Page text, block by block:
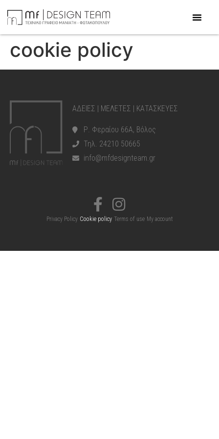
cookie policy
ΑΔΕΙΕΣ | ΜΕΛΕΤΕΣ | ΚΑΤΑΣΚΕΥΕΣ
Ρ. Φεραίου 66Α, Βόλος
Τηλ. 24210 50665
info@mfdesignteam.gr
Privacy Policy Cookie policy Terms of use My account